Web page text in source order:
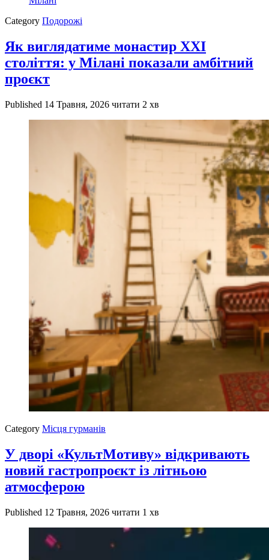
Category Подорожі
Як виглядатиме монастир XXI
століття: у Мілані показали амбітний
проєкт
Published 14 Травня, 2026 читати 2 хв
Category Місця гурманів
У дворі «КультМотиву» відкривають
новий гастропроєкт із літньою
атмосферою
Published 12 Травня, 2026 читати 1 хв